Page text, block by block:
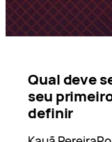
Qual deve
seu
definir